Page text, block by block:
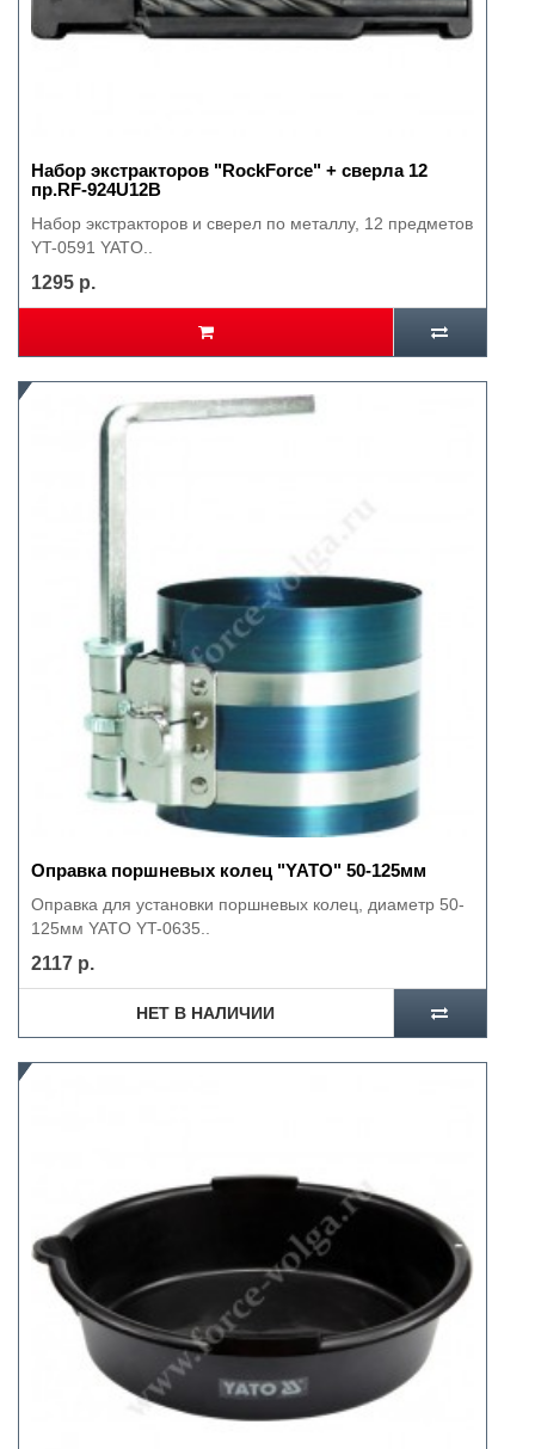
Набор экстракторов "RockForce" + сверла 12
пр.RF-924U12B
Набор экстракторов и сверел по металлу, 12 предметов
YT-0591 YATO..
1295 р.
Оправка поршневых колец "YATO" 50-125мм
Оправка для установки поршневых колец, диаметр 50-
125мм YATO YT-0635..
2117 р.
НЕТ В НАЛИЧИИ